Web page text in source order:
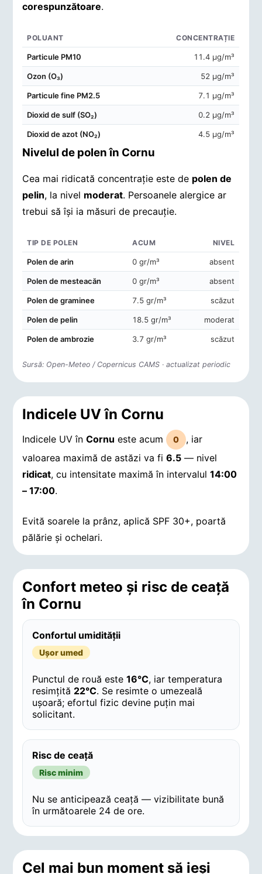
corespunzătoare.
POLUANT CONCENTRAȚIE
Particule PM10 11.4 μg/m³
Ozon (O₃) 52 μg/m³
Particule fine PM2.5 7.1 μg/m³
Dioxid de sulf (SO₂) 0.2 μg/m³
Dioxid de azot (NO₂) 4.5 μg/m³
Nivelul de polen în Cornu
Cea mai ridicată concentrație este de polen de
pelin, la nivel moderat. Persoanele alergice ar
trebui să își ia măsuri de precauție.
Concentrații de polen în aerul din Cornu
TIP DE POLEN ACUM NIVEL
Polen de arin 0 gr/m³ absent
Polen de mesteacăn 0 gr/m³ absent
Polen de graminee 7.5 gr/m³ scăzut
Polen de pelin 18.5 gr/m³ moderat
Polen de ambrozie 3.7 gr/m³ scăzut
Sursă: Open-Meteo / Copernicus CAMS · actualizat periodic
Indicele UV în Cornu
Indicele UV înCornu este acum 0
, iar
valoarea maximă de astăzi va fi6.5 — nivel
ridicat, cu intensitate maximă în intervalul14:00
– 17:00.
Evită soarele la prânz, aplică SPF 30+, poartă
pălărie și ochelari.
Confort meteo și risc de ceață
în Cornu
Confortul umidității
Ușor umed
Punctul de rouă este16°C, iar temperatura
resimțită 22°C. Se resimte o umezeală
ușoară; efortul fizic devine puțin mai
solicitant.
Risc de ceață
Risc minim
Nu se anticipează ceață — vizibilitate bună
în următoarele 24 de ore.
Cel mai bun moment să ieși